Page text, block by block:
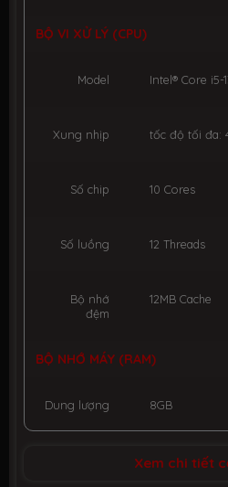
BỘ VI XỬ LÝ (CPU)
Model Intel® Core i5-
Xung nhịp tốc độ tối đa:
Số chip 10 Cores
Số luồng 12 Threads
Bộ nhớ
đệm
12MB Cache
BỘ NHỚ MÁY (RAM)
Dung lượng 8GB
DDR4
Xem chi tiết